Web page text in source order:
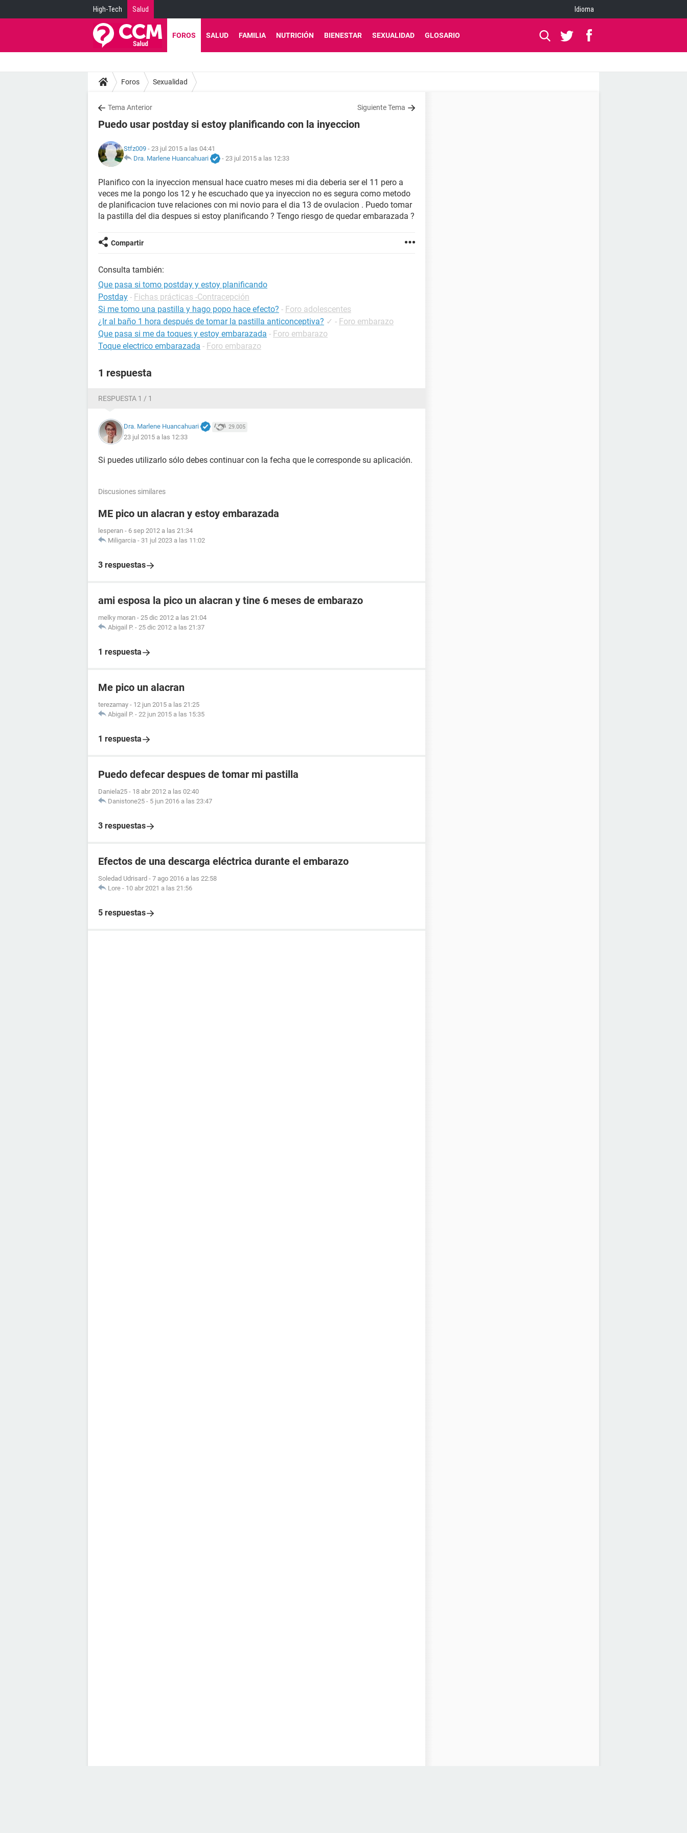
High-Tech Salud Idioma
FOROS SALUD FAMILIA NUTRICIÓN BIENESTAR SEXUALIDAD GLOSARIO
Foros Sexualidad
Tema Anterior Siguiente Tema
Puedo usar postday si estoy planificando con la inyeccion
Stfz009 - 23 jul 2015 a las 04:41
Dra. Marlene Huancahuari
- 23 jul 2015 a las 12:33
Planifico con la inyeccion mensual hace cuatro meses mi dia deberia ser el 11 pero a
veces me la pongo los 12 y he escuchado que ya inyeccion no es segura como metodo
de planificacion tuve relaciones con mi novio para el dia 13 de ovulacion . Puedo tomar
la pastilla del dia despues si estoy planificando ? Tengo riesgo de quedar embarazada ?
Compartir
Consulta también:
Que pasa si tomo postday y estoy planificando
Postday - Fichas prácticas -Contracepción
Si me tomo una pastilla y hago popo hace efecto? - Foro adolescentes
¿Ir al baño 1 hora después de tomar la pastilla anticonceptiva? ✓ - Foro embarazo
Que pasa si me da toques y estoy embarazada - Foro embarazo
Toque electrico embarazada - Foro embarazo
1 respuesta
RESPUESTA 1 / 1
Dra. Marlene Huancahuari 29.005
23 jul 2015 a las 12:33
Si puedes utilizarlo sólo debes continuar con la fecha que le corresponde su aplicación.
Discusiones similares
ME pico un alacran y estoy embarazada
lesperan - 6 sep 2012 a las 21:34
Miligarcia - 31 jul 2023 a las 11:02
3 respuestas
ami esposa la pico un alacran y tine 6 meses de embarazo
melky moran - 25 dic 2012 a las 21:04
Abigail P. - 25 dic 2012 a las 21:37
1 respuesta
Me pico un alacran
terezamay - 12 jun 2015 a las 21:25
Abigail P. - 22 jun 2015 a las 15:35
1 respuesta
Puedo defecar despues de tomar mi pastilla
Daniela25 - 18 abr 2012 a las 02:40
Danistone25 - 5 jun 2016 a las 23:47
3 respuestas
Efectos de una descarga eléctrica durante el embarazo
Soledad Udrisard - 7 ago 2016 a las 22:58
Lore - 10 abr 2021 a las 21:56
5 respuestas